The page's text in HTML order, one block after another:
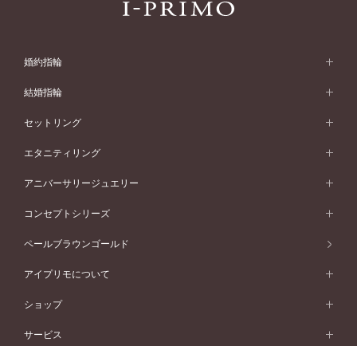
婚約指輪
婚約指輪 (エンゲージリング)
婚約指輪一覧
ピンクゴールド
ペールブラウンゴールド
ウェーブライン
V字ライン
ワンサイドメレ
ダブルサイドメレ
シンプル
フェミニン
モード
50万円台～
40万円台～
30万円台～
婚約指輪 人気ランキング
婚約ネックレス
結婚指輪
結婚指輪 (マリッジリング)
結婚指輪一覧
ピンクゴールド
ペールブラウンゴールド
ウェーブライン
V字ライン
ワンメレ
セベラルメレ
シンプル
フェミニン
モード
50万円～
40万円～50万円
セットリング
セットリング
セットリング一覧
ピンクゴールド
ペールブラウンゴールド
エタニティリング
エタニティリング
エタニティリング一覧
ピンクゴールド
ペールブラウンゴールド
アニバーサリージュエリー
アニバーサリージュエリー
アニバーサリージュエリー一覧
ファッションリング
ブレスレット
コンセプトシリーズ
コンセプトシリーズ
オリジンビリーフ
エトワル
ペールブラウンゴールド
アイプリモについて
アイプリモについて
パーソナルハンド診断
ショップ
店舗一覧
サービス